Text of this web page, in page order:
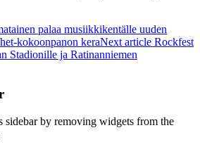
palaa musiikkikentälle uuden
kokoonpanon keraNext article Rockfest
Stadionille ja Ratinanniemen
sidebar by removing widgets from the